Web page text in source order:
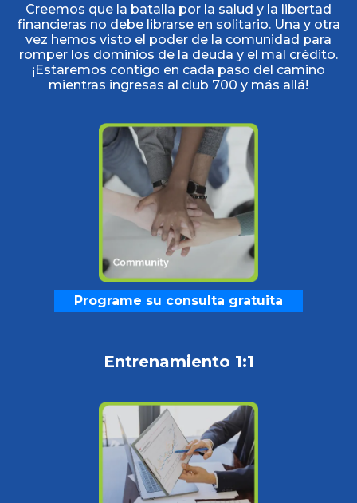
Creemos que la batalla por la salud y la libertad
financieras no debe librarse en solitario. Una y otra
vez hemos visto el poder de la comunidad para
romper los dominios de la deuda y el mal crédito.
¡Estaremos contigo en cada paso del camino
mientras ingresas al club 700 y más allá!
Programe su consulta gratuita
Entrenamiento 1:1